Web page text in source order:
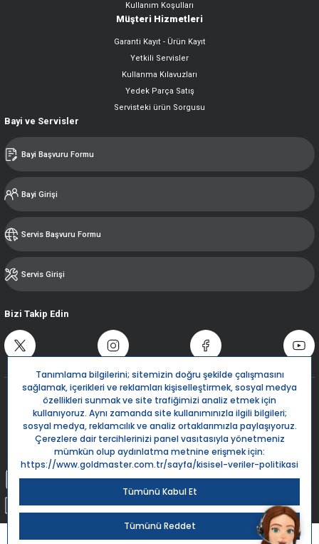
Kullanım Koşulları
Müşteri Hizmetleri
Garanti Kayıt - Ürün Kayıt
Yetkili Servisler
Kullanma Kılavuzları
Yedek Parça Satış
Servisteki ürün Sorgusu
Bayi ve Servisler
Bayi Başvuru Formu
Bayi Girişi
Servis Başvuru Formu
Servis Girişi
Bizi Takip Edin
Destek Hattı
0850 532 5666
Bize Yazın
Kargom Nerede?
Goldmaster.com.tr © 2024 - Tüm hakları saklıdır.
Live Support